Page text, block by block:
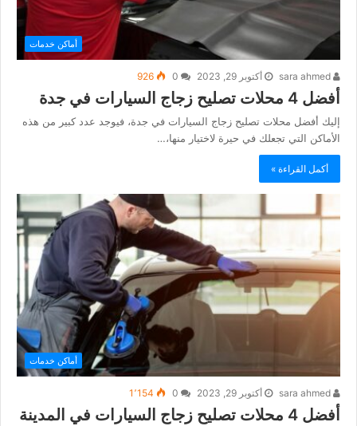
أماكن خدمات
أكتوبر 29, 2023 926
أفضل 4 محلات تصليح زجاج السيارات في جدة
إليك أفضل محلات تصليح زجاج السيارات في جدة، فيوجد عدد كبير من هذه
الأماكن التي تجعلك في حيرة لاختيار منها،…
أكمل القراءة »
أماكن خدمات
أكتوبر 29, 2023 1٬154
أفضل 4 محلات تصليح زجاج السيارات في المدينة